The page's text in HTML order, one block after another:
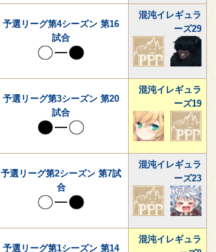
予選リーグ第4シーズン 第16
試合
混沌イレギュラ
ーズ29
予選リーグ第3シーズン 第20
試合
混沌イレギュラ
ーズ19
予選リーグ第2シーズン 第7試
合
混沌イレギュラ
ーズ23
予選リーグ第1シーズン 第14
混沌イレギュラ